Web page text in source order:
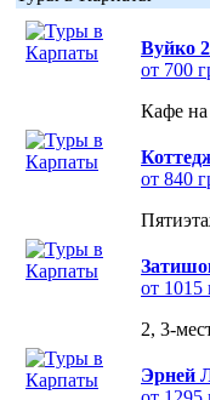
Вуйко
от 700
Кафе на
от 840
от 1015
2, 3-
Эрней